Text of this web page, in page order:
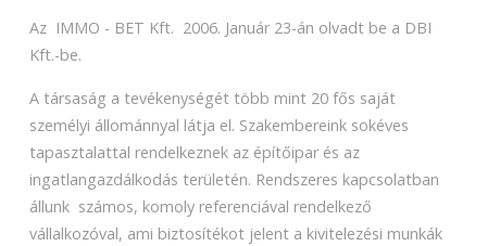
Az IMMO - BET Kft. 2006. Január 23-án olvadt be a DBI
Kft.-be.
A társaság a tevékenységét több mint 20 fős saját
személyi állománnyal látja el. Szakembereink sokéves
tapasztalattal rendelkeznek az építőipar és az
ingatlangazdálkodás területén. Rendszeres kapcsolatban
állunk számos, komoly referenciával rendelkező
vállalkozóval, ami biztosítékot jelent a kivitelezési munkák